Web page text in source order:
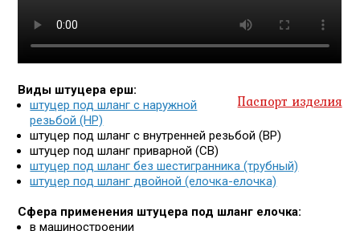
Паспорт изделия
Виды штуцера ерш:
штуцер под шланг с наружной
резьбой (НР)
штуцер под шланг с внутренней резьбой (ВР)
штуцер под шланг приварной (СВ)
штуцер под шланг без шестигранника (трубный)
штуцер под шланг двойной (елочка-елочка)
Сфера применения штуцера под шланг елочка:
в машиностроении